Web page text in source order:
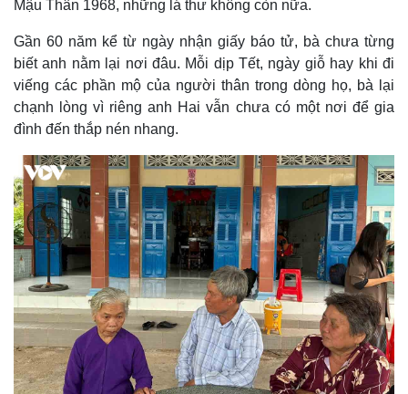
Mậu Thân 1968, những lá thư không còn nữa.
Gần 60 năm kể từ ngày nhận giấy báo tử, bà chưa từng
biết anh nằm lại nơi đâu. Mỗi dịp Tết, ngày giỗ hay khi đi
viếng các phần mộ của người thân trong dòng họ, bà lại
chạnh lòng vì riêng anh Hai vẫn chưa có một nơi để gia
đình đến thắp nén nhang.